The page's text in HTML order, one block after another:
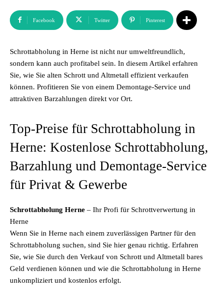
Facebook Twitter Pinterest
Schrottabholung in Herne ist nicht nur umweltfreundlich,
sondern kann auch profitabel sein. In diesem Artikel erfahren
Sie, wie Sie alten Schrott und Altmetall effizient verkaufen
können. Profitieren Sie von einem Demontage-Service und
attraktiven Barzahlungen direkt vor Ort.
Top-Preise für Schrottabholung in
Herne: Kostenlose Schrottabholung,
Barzahlung und Demontage-Service
für Privat & Gewerbe
Schrottabholung Herne – Ihr Profi für Schrottverwertung in
Herne
Wenn Sie in Herne nach einem zuverlässigen Partner für den
Schrottabholung suchen, sind Sie hier genau richtig. Erfahren
Sie, wie Sie durch den Verkauf von Schrott und Altmetall bares
Geld verdienen können und wie die Schrottabholung in Herne
unkompliziert und kostenlos erfolgt.